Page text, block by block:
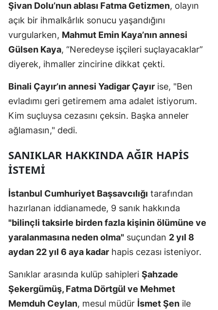
Şivan Dolu’nun ablası Fatma Getizmen, olayın
açık bir ihmalkârlık sonucu yaşandığını
vurgularken, Mahmut Emin Kaya’nın annesi
Gülsen Kaya, “Neredeyse işçileri suçlayacaklar”
diyerek, ihmaller zincirine dikkat çekti.
Binali Çayır’ın annesi Yadigar Çayır ise, "Ben
evladımı geri getiremem ama adalet istiyorum.
Kim suçluysa cezasını çeksin. Başka anneler
ağlamasın," dedi.
SANIKLAR HAKKINDA AĞIR HAPIS
ISTEMI
İstanbul Cumhuriyet Başsavcılığı tarafından
hazırlanan iddianamede, 9 sanık hakkında
"bilinçli taksirle birden fazla kişinin ölümüne ve
yaralanmasına neden olma" suçundan 2 yıl 8
aydan 22 yıl 6 aya kadar hapis cezası isteniyor.
Sanıklar arasında kulüp sahipleri Şahzade
Şekergümüş, Fatma Dörtgül ve Mehmet
Memduh Ceylan, mesul müdür İsmet Şen ile